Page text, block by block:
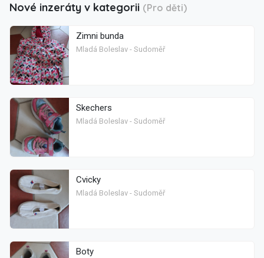
Nové inzeráty v kategorii (Pro děti)
Zimni bunda
Mladá Boleslav - Sudoměř
Skechers
Mladá Boleslav - Sudoměř
Cvicky
Mladá Boleslav - Sudoměř
Boty